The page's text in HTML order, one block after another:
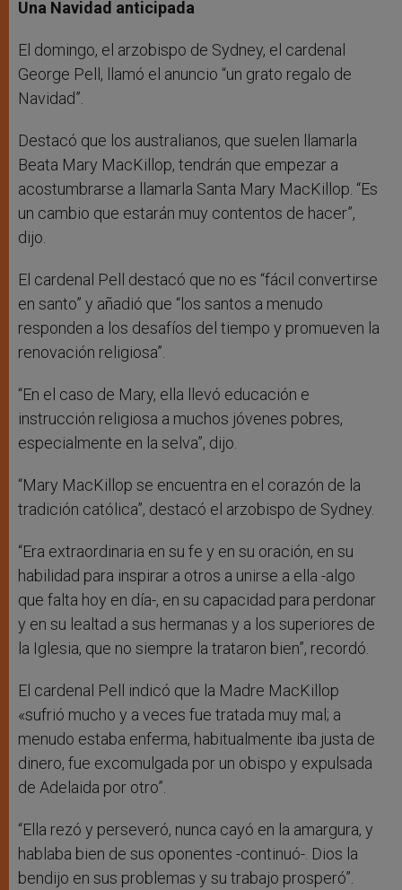
Una Navidad anticipada
El domingo, el arzobispo de Sydney, el cardenal
George Pell, llamó el anuncio “un grato regalo de
Navidad”.
Destacó que los australianos, que suelen llamarla
Beata Mary MacKillop, tendrán que empezar a
acostumbrarse a llamarla Santa Mary MacKillop. “Es
un cambio que estarán muy contentos de hacer”,
dijo.
El cardenal Pell destacó que no es “fácil convertirse
en santo” y añadió que “los santos a menudo
responden a los desafíos del tiempo y promueven la
renovación religiosa”.
“En el caso de Mary, ella llevó educación e
instrucción religiosa a muchos jóvenes pobres,
especialmente en la selva”, dijo.
“Mary MacKillop se encuentra en el corazón de la
tradición católica”, destacó el arzobispo de Sydney.
“Era extraordinaria en su fe y en su oración, en su
habilidad para inspirar a otros a unirse a ella -algo
que falta hoy en día-, en su capacidad para perdonar
y en su lealtad a sus hermanas y a los superiores de
la Iglesia, que no siempre la trataron bien”, recordó.
El cardenal Pell indicó que la Madre MacKillop
«sufrió mucho y a veces fue tratada muy mal; a
menudo estaba enferma, habitualmente iba justa de
dinero, fue excomulgada por un obispo y expulsada
de Adelaida por otro”.
“Ella rezó y perseveró, nunca cayó en la amargura, y
hablaba bien de sus oponentes -continuó-. Dios la
bendijo en sus problemas y su trabajo prosperó”.